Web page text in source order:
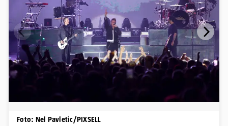
Foto: Nel Pavletic/PIXSELL